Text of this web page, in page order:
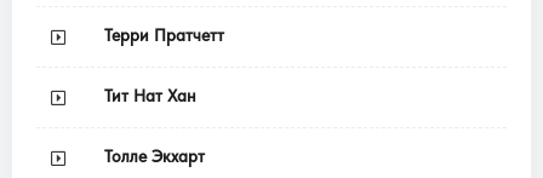
Терри Пратчетт
Тит Нат Хан
Толле Экхарт